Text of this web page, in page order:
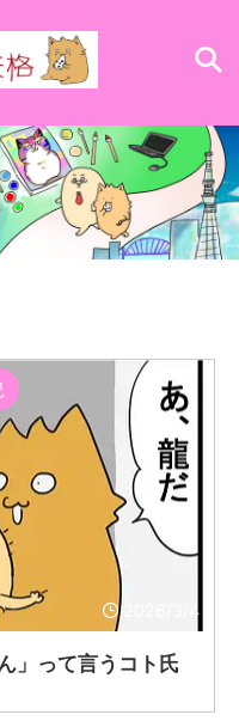
2026/3/4
」って言うコト氏